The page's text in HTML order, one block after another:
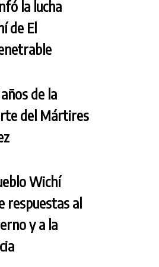
la lucha
de El
de la
del Mártires
Wichí
respuestas al
y a la